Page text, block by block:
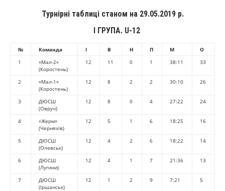
Турнірні таблиці станом на 29.05.2019 р.
І ГРУПА. U-12
№ Команда І В Н П М
О
1
«Мал-2»
(Коростень)
12 11 0 1 38:11 33
2
«Мал-1»
(Коростень)
12 8 2 2 30:10 26
3
ДЮСШ
(Овруч)
12 8 0 4 27:22 24
4
«Жерм»
(Черняхів)
12 5 1 6 18:25 16
5
ДЮСШ
(Олевськ)
12 4 2 6 18:22 14
6
ДЮСШ
(Лугини)
12 4 1 7 21:36 13
7
ДЮСШ
(Іршанськ)
12 1 2 9 7:21 5